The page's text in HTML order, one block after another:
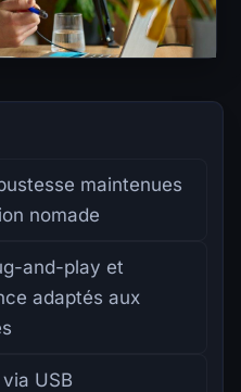
sommaire latéral.
maintenues
nomade
and-play et
adaptés aux
USB